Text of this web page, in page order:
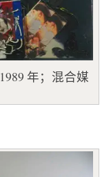
年；混合媒